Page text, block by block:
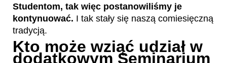
Studentom, tak więc postanowiliśmy je
kontynuować. I tak stały się naszą comiesięczną
tradycją.
Kto może wziąć udział w
dodatkowym Seminarium